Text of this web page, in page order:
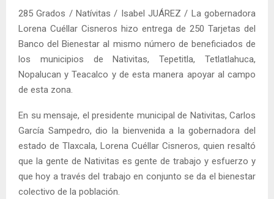
285 Grados / Natívitas / Isabel JUÁREZ / La gobernadora
Lorena Cuéllar Cisneros hizo entrega de 250 Tarjetas del
Banco del Bienestar al mismo número de beneficiados de
los municipios de Nativitas, Tepetitla, Tetlatlahuca,
Nopalucan y Teacalco y de esta manera apoyar al campo
de esta zona.
En su mensaje, el presidente municipal de Nativitas, Carlos
García Sampedro, dio la bienvenida a la gobernadora del
estado de Tlaxcala, Lorena Cuéllar Cisneros, quien resaltó
que la gente de Nativitas es gente de trabajo y esfuerzo y
que hoy a través del trabajo en conjunto se da el bienestar
colectivo de la población.